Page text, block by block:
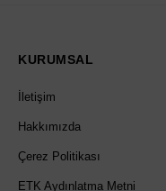
KURUMSAL
İletişim
Hakkımızda
Çerez Politikası
ETK Aydınlatma Metni